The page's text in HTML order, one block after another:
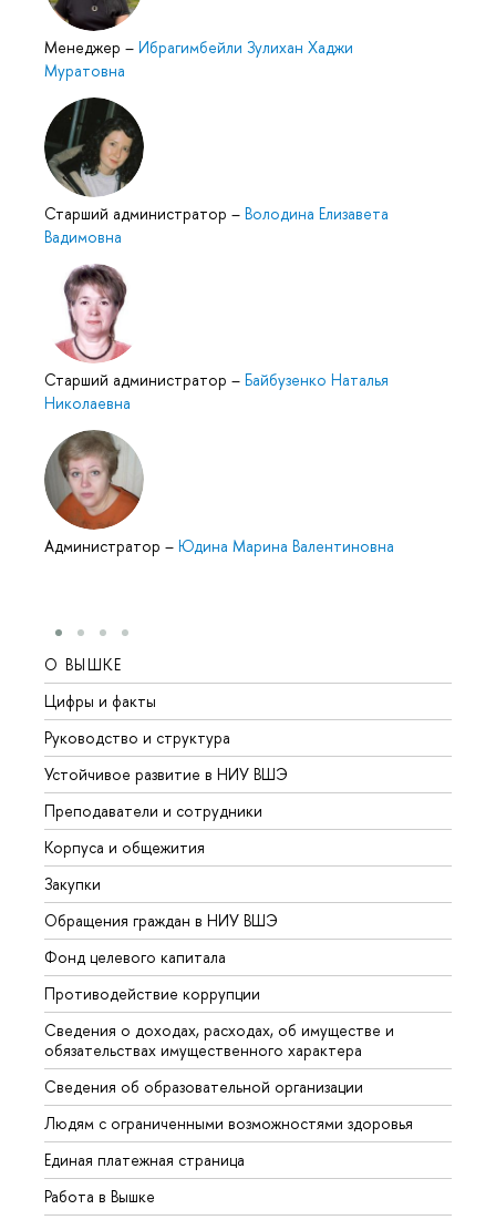
Менеджер – Ибрагимбейли Зулихан Хаджи
Муратовна
Старший администратор – Володина Елизавета
Вадимовна
Старший администратор – Байбузенко Наталья
Николаевна
Администратор – Юдина Марина Валентиновна
О ВЫШКЕ
Цифры и факты
Руководство и структура
Устойчивое развитие в НИУ ВШЭ
Преподаватели и сотрудники
Корпуса и общежития
Закупки
Обращения граждан в НИУ ВШЭ
Фонд целевого капитала
Противодействие коррупции
Сведения о доходах, расходах, об имуществе и
обязательствах имущественного характера
Сведения об образовательной организации
Людям с ограниченными возможностями здоровья
Единая платежная страница
Работа в Вышке